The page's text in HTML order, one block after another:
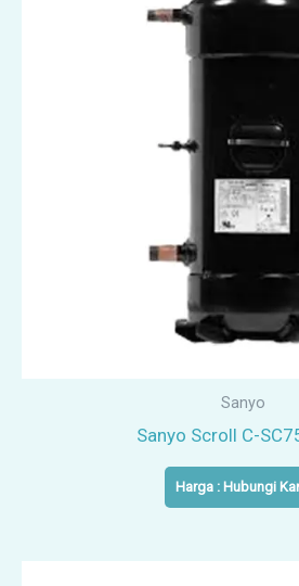
Sanyo
Sanyo Scroll C-
Harga : Hubungi